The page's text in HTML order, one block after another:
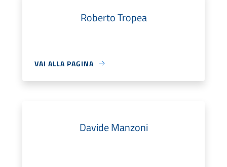
Roberto Tropea
VAI ALLA PAGINA
Davide Manzoni